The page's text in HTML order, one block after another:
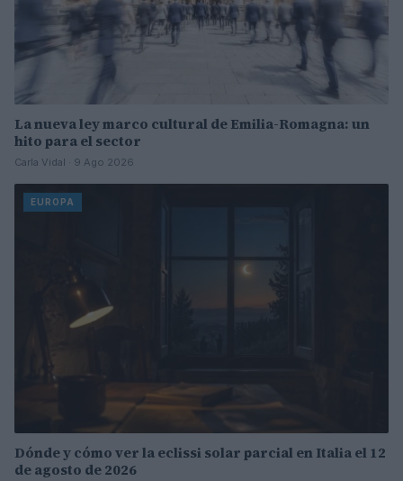
La nueva ley marco cultural de Emilia-Romagna: un
hito para el sector
Carla Vidal · 9 Ago 2026
EUROPA
Dónde y cómo ver la eclissi solar parcial en Italia el 12
de agosto de 2026